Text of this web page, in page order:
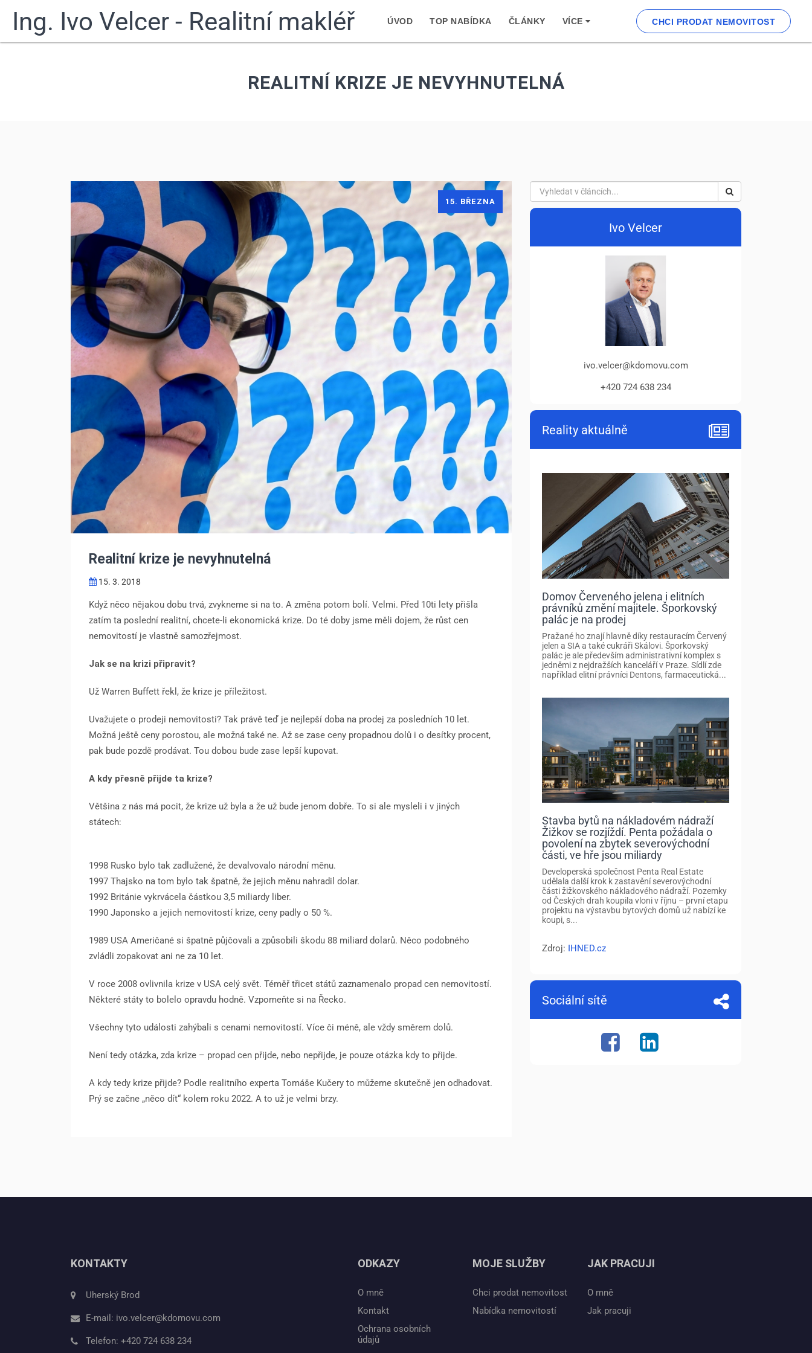
Ing. Ivo Velcer - Realitní makléř ÚVOD TOP NABÍDKA ČLÁNKY VÍCE CHCI PRODAT NEMOVITOST
REALITNÍ KRIZE JE NEVYHNUTELNÁ
Realitní krize je nevyhnutelná
15. 3. 2018
15. BŘEZNA
Když něco nějakou dobu trvá, zvykneme si na to. A změna potom bolí. Velmi. Před 10ti lety přišla
zatím ta poslední realitní, chcete-li ekonomická krize. Do té doby jsme měli dojem, že růst cen
nemovitostí je vlastně samozřejmost.
Jak se na krizi připravit?
Už Warren Buffett řekl, že krize je příležitost.
Uvažujete o prodeji nemovitosti? Tak právě teď je nejlepší doba na prodej za posledních 10 let.
Možná ještě ceny porostou, ale možná také ne. Až se zase ceny propadnou dolů i o desítky procent,
pak bude pozdě prodávat. Tou dobou bude zase lepší kupovat.
A kdy přesně přijde ta krize?
Většina z nás má pocit, že krize už byla a že už bude jenom dobře. To si ale mysleli i v jiných
státech:
1998 Rusko bylo tak zadlužené, že devalvovalo národní měnu.
1997 Thajsko na tom bylo tak špatně, že jejich měnu nahradil dolar.
1992 Británie vykrvácela částkou 3,5 miliardy liber.
1990 Japonsko a jejich nemovitostí krize, ceny padly o 50 %.
1989 USA Američané si špatně půjčovali a způsobili škodu 88 miliard dolarů. Něco podobného
zvládli zopakovat ani ne za 10 let.
V roce 2008 ovlivnila krize v USA celý svět. Téměř třicet států zaznamenalo propad cen nemovitostí.
Některé státy to bolelo opravdu hodně. Vzpomeňte si na Řecko.
Všechny tyto události zahýbali s cenami nemovitostí. Více či méně, ale vždy směrem dolů.
Není tedy otázka, zda krize – propad cen přijde, nebo nepřijde, je pouze otázka kdy to přijde.
A kdy tedy krize přijde? Podle realitního experta Tomáše Kučery to můžeme skutečně jen odhadovat.
Prý se začne „něco dít“ kolem roku 2022. A to už je velmi brzy.
Ivo Velcer
ivo.velcer@kdomovu.com
+420 724 638 234
Reality aktuálně
Domov Červeného jelena i elitních
právníků změní majitele. Šporkovský
palác je na prodej
Pražané ho znají hlavně díky restauracím Červený
jelen a SIA a také cukráři Skálovi. Šporkovský
palác je ale především administrativní komplex s
jedněmi z nejdražších kanceláří v Praze. Sídlí zde
například elitní právníci Dentons, farmaceutická...
Stavba bytů na nákladovém nádraží
Žižkov se rozjíždí. Penta požádala o
povolení na zbytek severovýchodní
části, ve hře jsou miliardy
Developerská společnost Penta Real Estate
udělala další krok k zastavění severovýchodní
části žižkovského nákladového nádraží. Pozemky
od Českých drah koupila vloni v říjnu – první etapu
projektu na výstavbu bytových domů už nabízí ke
koupi, s...
Zdroj: IHNED.cz
Sociální sítě
KONTAKTY
Uherský Brod
E-mail: ivo.velcer@kdomovu.com
Telefon: +420 724 638 234
ODKAZY
O mně
Kontakt
Ochrana osobních
údajů
MOJE SLUŽBY
Chci prodat nemovitost
Nabídka nemovitostí
JAK PRACUJI
O mně
Jak pracuji